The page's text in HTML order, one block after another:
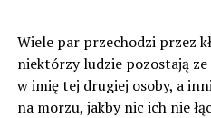
Wiele par przechodzi przez
niektórzy ludzie pozostają
w imię tej drugiej osoby, a
na morzu, jakby nic ich nie